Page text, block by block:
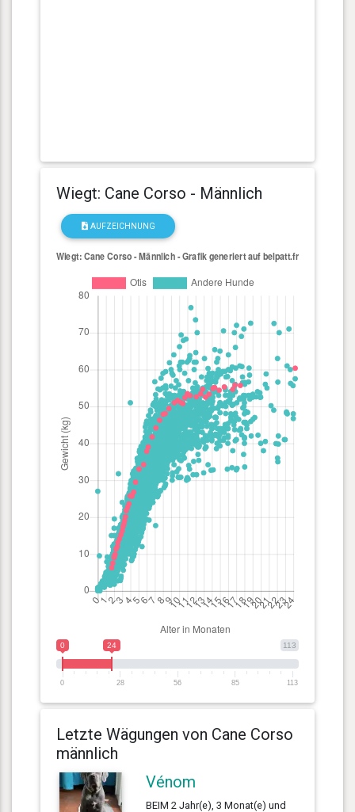
Wiegt: Cane Corso - Männlich
AUFZEICHNUNG
113
0 24
0 28 56 85 113
Letzte Wägungen von Cane Corso
männlich
Vénom
BEIM 2 Jahr(e), 3 Monat(e) und